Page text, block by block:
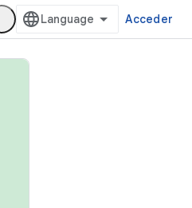
Acceder